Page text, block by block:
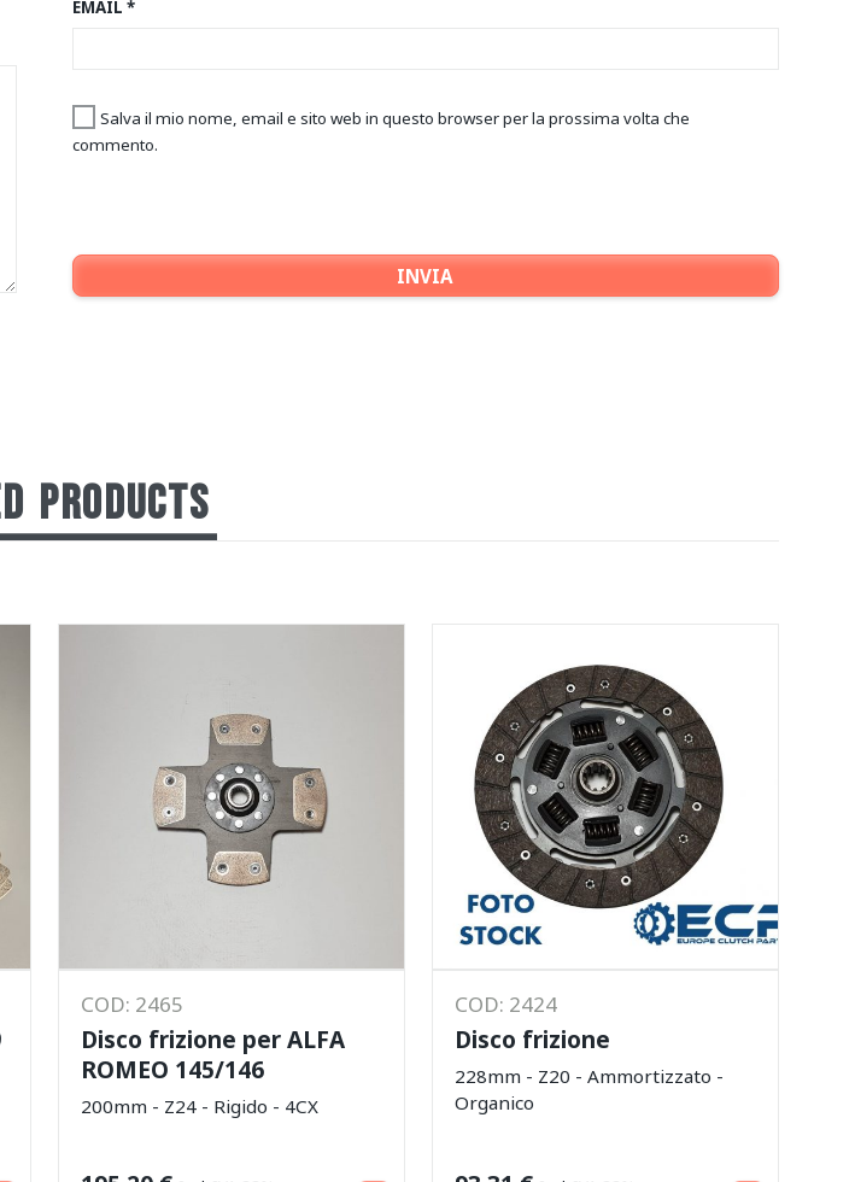
EMAIL *
Salva il mio nome, email e sito web in questo browser per la prossima volta che
commento.
PRODUCTS
COD: 2465
Disco frizione per ALFA
ROMEO 145/146
200mm - Z24 - Rigido - 4CX
COD: 2424
Disco frizione
228mm - Z20 - Ammortizzato -
Organico